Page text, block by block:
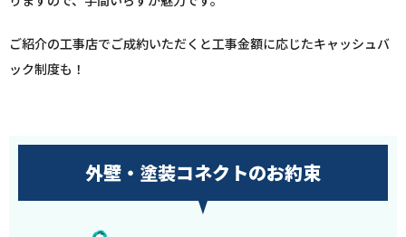
ご紹介の工事店でご成約いただくと工事金額に応じたキャッシュバ
ック制度も！
外壁・塗装コネクトのお約束